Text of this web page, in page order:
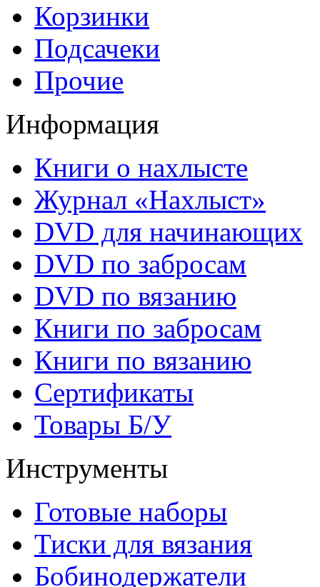
Корзинки
Подсачеки
Прочие
Информация
Книги о нахлысте
Журнал «Нахлыст»
DVD для начинающих
DVD по забросам
DVD по вязанию
Книги по забросам
Книги по вязанию
Cертификаты
Товары Б/У
Инструменты
Готовые наборы
Тиски для вязания
Бобинодержатели